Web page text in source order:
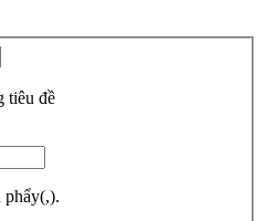
tiêu đề
phẩy(,).